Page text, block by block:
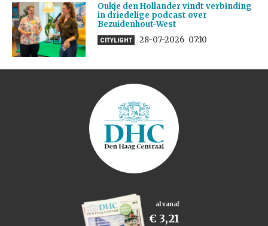
Oukje den Hollander vindt verbinding
in driedelige podcast over
Bezuidenhout-West
CITYLIGHT 28-07-2026 07:10
al vanaf
€ 3,21